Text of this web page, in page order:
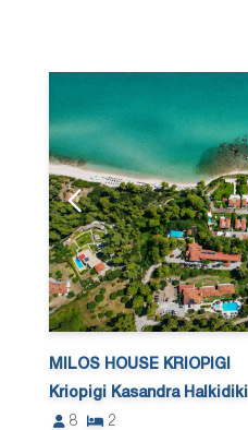
MILOS HOUSE KRIOPIGI
Kriopigi Kasandra Halkidiki
8
2